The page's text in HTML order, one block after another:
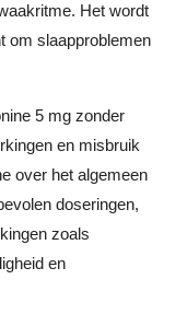
Het wordt
om slaapproblemen
5 mg zonder
en misbruik
over het algemeen
doseringen,
zoals
en